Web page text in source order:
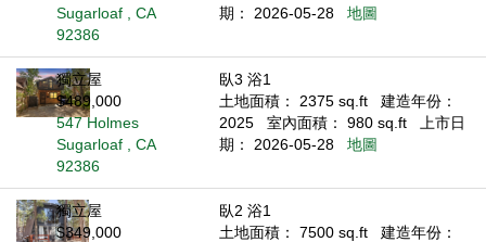
Sugarloaf , CA
92386
期： 2026-05-28 地圖
獨立屋
$489,000
547 Holmes
Sugarloaf , CA
92386
臥3 浴1
土地面積： 2375 sq.ft
建造年份：
2025
室內面積： 980 sq.ft
上市日
期： 2026-05-28
地圖
獨立屋
$349,000
臥2 浴1
土地面積： 7500 sq.ft
建造年份：